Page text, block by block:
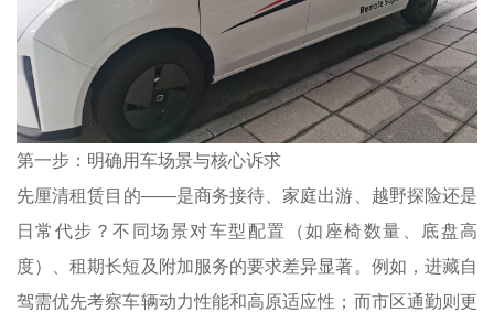
第一步：明确用车场景与核心诉求
先厘清租赁目的——是商务接待、家庭出游、越野探险还是
日常代步？不同场景对车型配置（如座椅数量、底盘高
度）、租期长短及附加服务的要求差异显著。例如，进藏自
驾需优先考察车辆动力性能和高原适应性；而市区通勤则更